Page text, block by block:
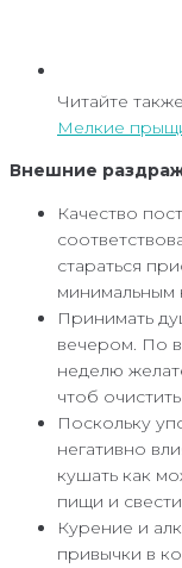
Читайте
Мелкие
Внешние
Качество
стараться
минимальным
Принимать
вечером. По
неделю
чтоб
Поскольку
негативно
кушать как
пищи и
Курение и
привычки в